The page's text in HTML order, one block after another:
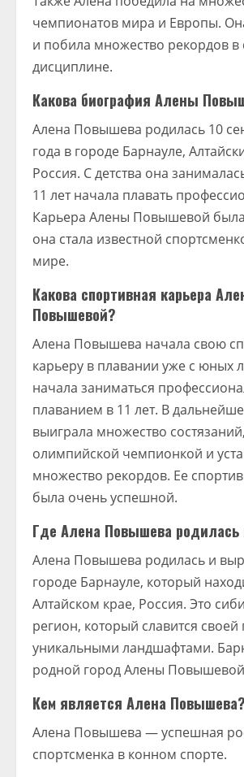
чемпионатов мира и Европы.
и побила множество рекордов в
дисциплине.
Какова биография Алены
Алена Повышева родилась 10
года в городе Барнауле,
Россия. С детства она
11 лет начала плавать
Карьера Алены Повышевой
она стала известной
мире.
Какова спортивная карьера
Повышевой?
Алена Повышева начала свою
карьеру в плавании уже с юных
начала заниматься
плаванием в 11 лет. В
выиграла множество
олимпийской чемпионкой и
множество рекордов. Ее
была очень успешной.
Где Алена Повышева
Алена Повышева родилась и
городе Барнауле, который
Алтайском крае, Россия. Это
регион, который славится
уникальными ландшафтами.
родной город Алены
Кем является Алена Повышева?
Алена Повышева — успешная
спортсменка в конном спорте.